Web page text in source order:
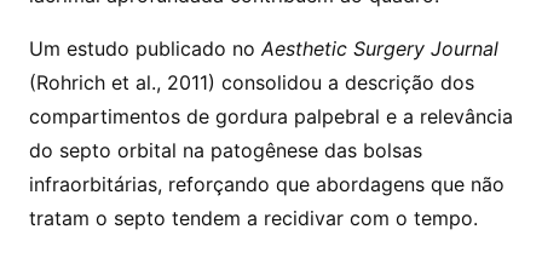
Um estudo publicado noAesthetic Surgery Journal
(Rohrich et al., 2011) consolidou a descrição dos
compartimentos de gordura palpebral e a relevância
do septo orbital na patogênese das bolsas
infraorbitárias, reforçando que abordagens que não
tratam o septo tendem a recidivar com o tempo.